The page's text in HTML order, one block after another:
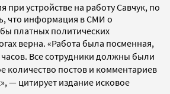
при устройстве на работу Савчук, по
что информация в СМИ о
платных политических
верна. «Работа была посменная,
часов. Все сотрудники должны были
количество постов и комментариев
— цитирует издание исковое